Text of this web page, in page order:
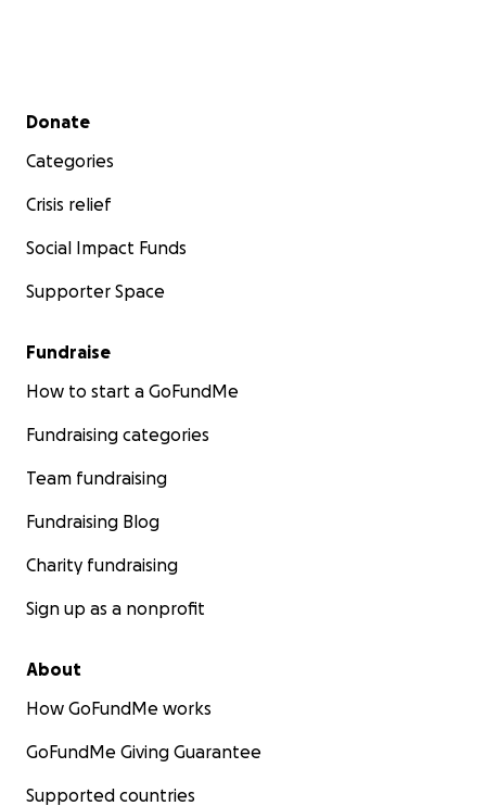
Secondary menu
Donate
Categories
Crisis relief
Social Impact Funds
Supporter Space
Fundraise
How to start a GoFundMe
Fundraising categories
Team fundraising
Fundraising Blog
Charity fundraising
Sign up as a nonprofit
About
How GoFundMe works
GoFundMe Giving Guarantee
Supported countries